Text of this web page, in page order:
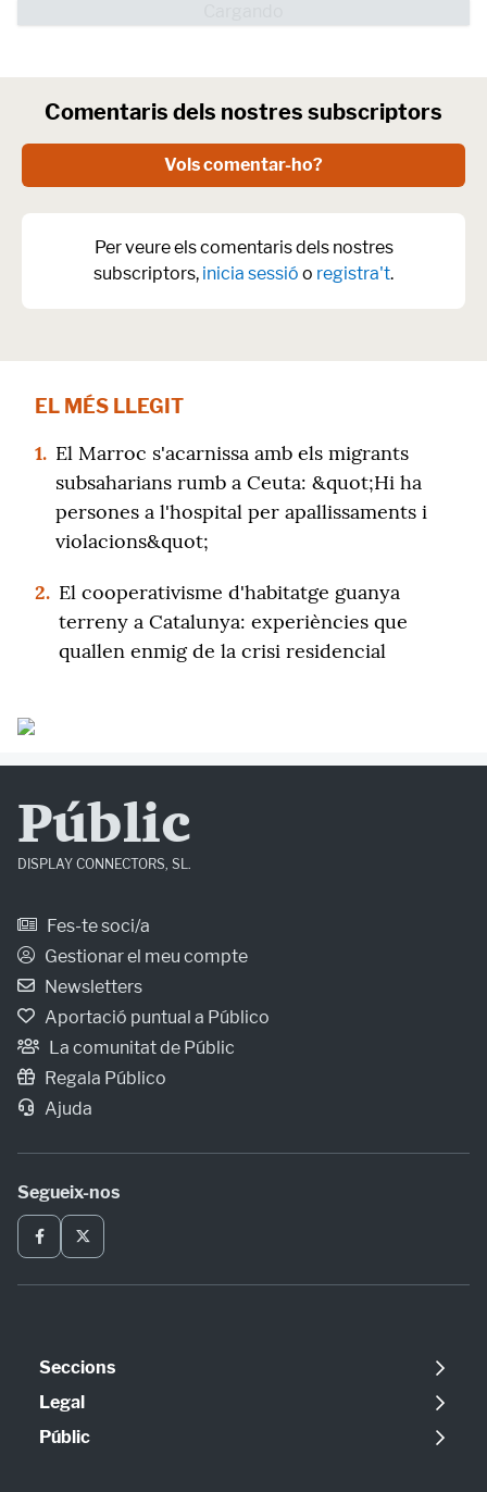
Comentaris dels nostres subscriptors
Vols comentar-ho?
Per veure els comentaris dels nostres
subscriptors, inicia sessió o registra't.
EL MÉS LLEGIT
1. El Marroc s'acarnissa amb els migrants
subsaharians rumb a Ceuta: &quot;Hi ha
persones a l'hospital per apallissaments i
violacions&quot;
2. El cooperativisme d'habitatge guanya
terreny a Catalunya: experiències que
quallen enmig de la crisi residencial
Públic
DISPLAY CONNECTORS, SL.
Fes-te soci/a
Gestionar el meu compte
Newsletters
Aportació puntual a Público
La comunitat de Públic
Regala Público
Ajuda
Segueix-nos
Seccions
Política
Opinió
Legal
Avís legal
Públic